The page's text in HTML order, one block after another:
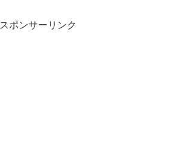
スポンサーリンク